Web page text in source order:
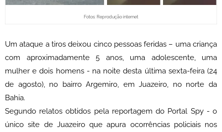
Fotos: Reprodução internet
Um ataque a tiros deixou cinco pessoas feridas – uma criança
com aproximadamente 5 anos, uma adolescente, uma
mulher e dois homens - na noite desta última sexta-feira (24
de agosto), no bairro Argemiro, em Juazeiro, no norte da
Bahia.
Segundo relatos obtidos pela reportagem do Portal Spy - o
único site de Juazeiro que apura ocorrências policiais nos